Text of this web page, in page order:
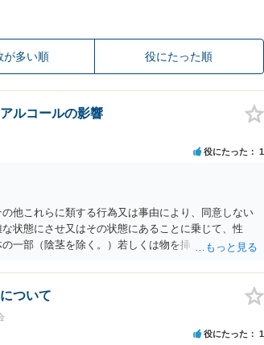
が多い順 役にたった順
ルコールの影響
役にたった 1
他これらに類する行為又は事由により、同意しない
状態にさせ又はその状態にあることに乗じて、性
一部（陰茎を除く。）若しくは物を挿入する行為で
る。 第176条 1次に掲げる行為又は事由その他これら
し、表明し若しくは全うすることが困難な状態にさ
薬物を摂取させること又はそれらの影響があるこ
、「同意しない意思を形成し、表明し若しくは全う
ついて
役にたった 1